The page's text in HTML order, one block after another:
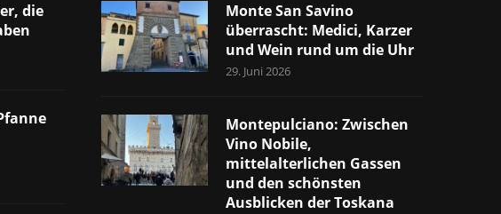
die
Monte San Savino
überrascht: Medici, Karzer
und Wein rund um die Uhr
29. Juni 2026
Montepulciano: Zwischen
Vino Nobile,
mittelalterlichen Gassen
und den schönsten
Ausblicken der Toskana